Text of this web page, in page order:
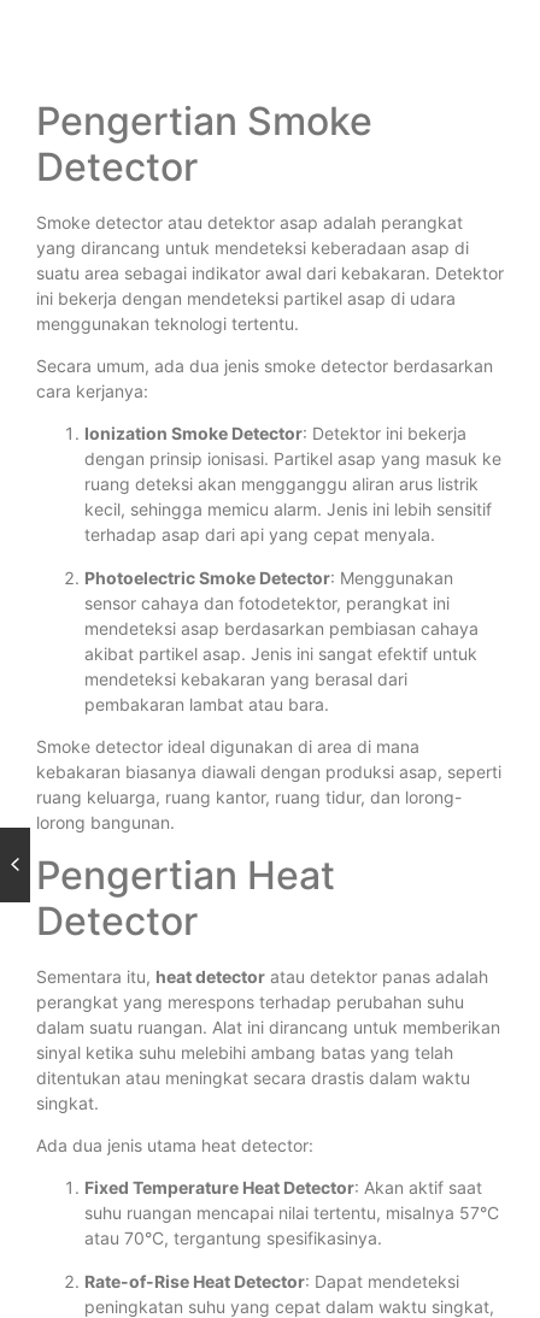
Pengertian Smoke
Detector
Smoke detector atau detektor asap adalah perangkat
yang dirancang untuk mendeteksi keberadaan asap di
suatu area sebagai indikator awal dari kebakaran. Detektor
ini bekerja dengan mendeteksi partikel asap di udara
menggunakan teknologi tertentu.
Secara umum, ada dua jenis smoke detector berdasarkan
cara kerjanya:
Ionization Smoke Detector: Detektor ini bekerja
dengan prinsip ionisasi. Partikel asap yang masuk ke
ruang deteksi akan mengganggu aliran arus listrik
kecil, sehingga memicu alarm. Jenis ini lebih sensitif
terhadap asap dari api yang cepat menyala.
Photoelectric Smoke Detector: Menggunakan
sensor cahaya dan fotodetektor, perangkat ini
mendeteksi asap berdasarkan pembiasan cahaya
akibat partikel asap. Jenis ini sangat efektif untuk
mendeteksi kebakaran yang berasal dari
pembakaran lambat atau bara.
Smoke detector ideal digunakan di area di mana
kebakaran biasanya diawali dengan produksi asap, seperti
ruang keluarga, ruang kantor, ruang tidur, dan lorong-
lorong bangunan.
Pengertian Heat
Detector
Sementara itu, heat detector atau detektor panas adalah
perangkat yang merespons terhadap perubahan suhu
dalam suatu ruangan. Alat ini dirancang untuk memberikan
sinyal ketika suhu melebihi ambang batas yang telah
ditentukan atau meningkat secara drastis dalam waktu
singkat.
Ada dua jenis utama heat detector:
Fixed Temperature Heat Detector: Akan aktif saat
suhu ruangan mencapai nilai tertentu, misalnya 57°C
atau 70°C, tergantung spesifikasinya.
Rate-of-Rise Heat Detector: Dapat mendeteksi
peningkatan suhu yang cepat dalam waktu singkat,